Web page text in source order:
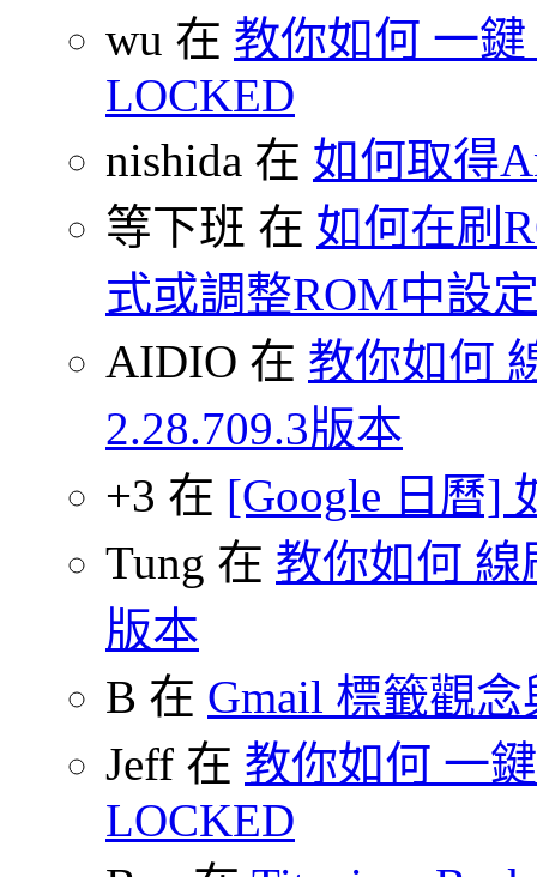
wu 在 教你如何 一
LOCKED
nishida 在 如何取得
等下班 在 如何在刷
式或調整ROM中設
AIDIO 在 教你如何
2.28.709.3版本
+3 在 [Google 日曆]
Tung 在 教你如何 線
版本
B 在 Gmail 標籤觀
Jeff 在 教你如何 一
LOCKED